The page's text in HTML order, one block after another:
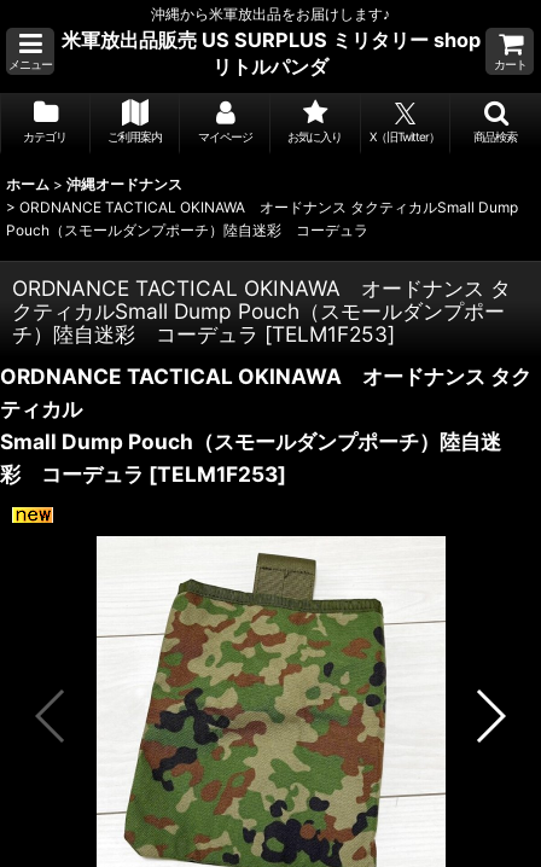
沖縄から米軍放出品をお届けします♪
メニュー
米軍放出品販売 US SURPLUS ミリタリー shop
リトルパンダ
カート
カテゴリ ご利用案内 マイページ お気に入り X（旧Twitter） 商品検索
ホーム > 沖縄オードナンス
> ORDNANCE TACTICAL OKINAWA オードナンス タクティカルSmall Dump
Pouch（スモールダンプポーチ）陸自迷彩 コーデュラ
ORDNANCE TACTICAL OKINAWA オードナンス タ
クティカルSmall Dump Pouch（スモールダンプポー
チ）陸自迷彩 コーデュラ [TELM1F253]
ORDNANCE TACTICAL OKINAWA オードナンス タク
ティカル
Small Dump Pouch（スモールダンプポーチ）陸自迷
彩 コーデュラ [TELM1F253]